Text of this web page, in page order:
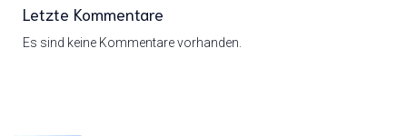
Letzte Kommentare
Es sind keine Kommentare vorhanden.